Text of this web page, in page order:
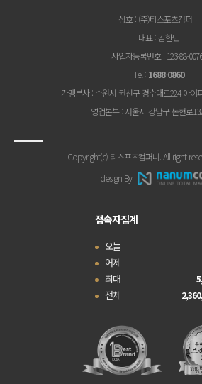
상호 : (주)티스포츠컴퍼니
대표 : 김한민
사업자등록번호 : 123-88-
Tel : 1688-0860
가맹본사: 수원시 권선구 경수대로224 아이
영업본부: 서울시 강남구 논현로
Copyright(c) 티스포츠컴퍼니. All right
design By
접속자집계
오늘
어제
최대
전체